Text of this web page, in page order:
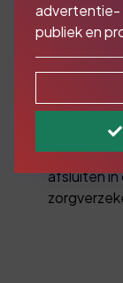
Met een
tanden
3
bij die bij
afsluiten
advertentie-
publiek en